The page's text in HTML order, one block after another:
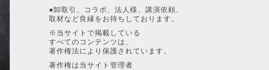
●卸取引、コラボ、法人様、講演依頼、
取材など良縁をお待ちしております。
※当サイトで掲載している
すべてのコンテンツは、
著作権法により保護されています。
著作権は当サイト管理者